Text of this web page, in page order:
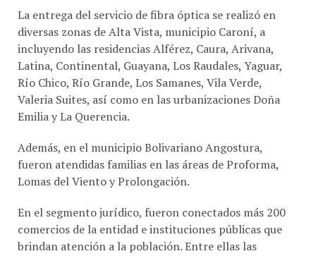
diversas zonas de Alta Vista, municipio Caroní, a
incluyendo las residencias Alférez, Caura, Arivana,
Latina, Continental, Guayana, Los Raudales, Yaguar,
Río Chico, Río Grande, Los Samanes, Vila Verde,
Valeria Suites, así como en las urbanizaciones Doña
Emilia y La Querencia.
fueron atendidas familias en las áreas de Proforma,
Lomas del Viento y Prolongación.
comercios de la entidad e instituciones públicas que
brindan atención a la población. Entre ellas las
fundaciones: Armonía, Social Bolívar, Mundo Sonrisa y